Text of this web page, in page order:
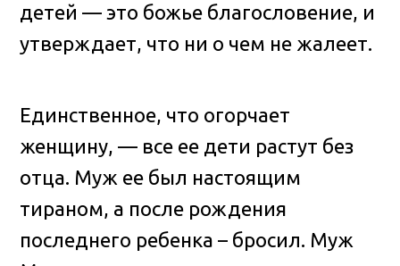
детей — это божье благословение, и
утверждает, что ни о чем не жалеет.
Единственное, что огорчает
женщину, — все ее дети растут без
отца. Муж ее был настоящим
тираном, а после рождения
последнего ребенка – бросил. Муж